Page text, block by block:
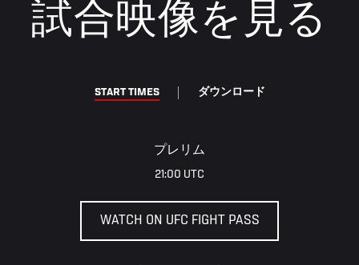
試合映像を見る
START TIMES ダウンロード
プレリム
21:00 UTC
WATCH ON UFC FIGHT PASS